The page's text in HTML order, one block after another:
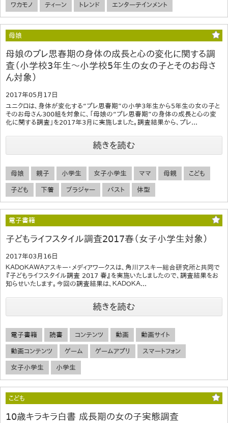
ワカモノ ティーン トレンド エンターテインメント
母娘
母娘のプレ思春期の身体の成長と心の変化に関する調
査（小学校3年生～小学校5年生の女の子とそのお母さ
ん対象）
2017年05月17日
ユニクロは、身体が変化する“プレ思春期”の小学3年生から5年生の女の子と
そのお母さん300組を対象に、「母娘の“プレ思春期”の身体の成長と心の変
化に関する調査」を2017年3月に実施しました。調査結果から、プレ...
続きを読む
母娘 親子 小学生 女子小学生 ママ 母親 こども
子ども 下着 ブラジャー バスト 体型
電子書籍
子どもライフスタイル調査2017春（女子小学生対象）
2017年03月16日
ＫＡＤＯＫＡＷＡアスキー・メディアワークスは、角川アスキー総合研究所と共同で
『子どもライフスタイル調査 2017 春』を実施いたしましたので、調査結果をお
知らせいたします。今回の調査結果は、ＫＡＤＯＫＡ...
続きを読む
電子書籍 読書 コンテンツ 動画 動画サイト
動画コンテンツ ゲーム ゲームアプリ スマートフォン
女子小学生 小学生
こども
10歳キラキラ白書 成長期の女の子実態調査